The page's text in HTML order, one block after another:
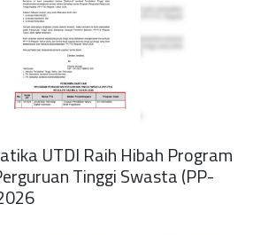
UTDI Raih Hibah Program
Tinggi Swasta (PP-